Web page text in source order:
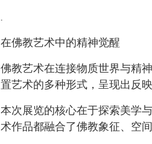
.
在佛教艺术中的精神觉醒
佛教艺术在连接物质世界与精
置艺术的多种形式，呈现出反
本次展览的核心在于探索美学
术作品都融合了佛教象征、空